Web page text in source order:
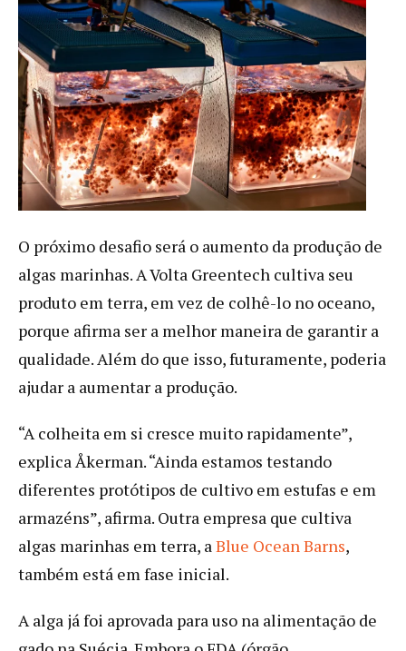
O próximo desafio será o aumento da produção de
algas marinhas. A Volta Greentech cultiva seu
produto em terra, em vez de colhê-lo no oceano,
porque afirma ser a melhor maneira de garantir a
qualidade. Além do que isso, futuramente, poderia
ajudar a aumentar a produção.
“A colheita em si cresce muito rapidamente”,
explica Åkerman. “Ainda estamos testando
diferentes protótipos de cultivo em estufas e em
armazéns”, afirma. Outra empresa que cultiva
algas marinhas em terra, aBlue Ocean Barns,
também está em fase inicial.
A alga já foi aprovada para uso na alimentação de